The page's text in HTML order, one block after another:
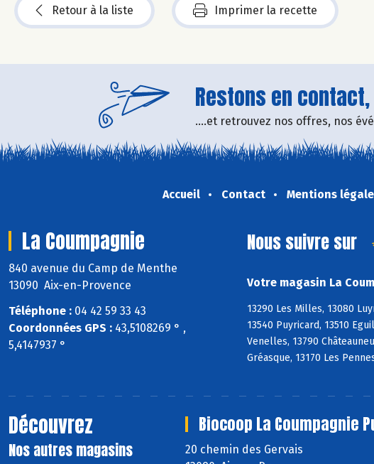
Retour à la liste Imprimer la recette
Restons en
....et retrouvez nos offres, nos
Accueil Contact Mentions
La Coumpagnie
840 avenue du Camp de Menthe
13090 Aix-en-Provence
Téléphone : 04 42 59 33 43
Coordonnées GPS : 43,5108269 ° ,
5,4147937 °
Nous suivre sur
Votre magasin La
13290 Les Milles, 13080
13540 Puyricard, 13510
Venelles, 13790
Gréasque, 13170 Les
Découvrez
Nos autres magasins
Biocoop La Coumpagnie
20 chemin des Gervais